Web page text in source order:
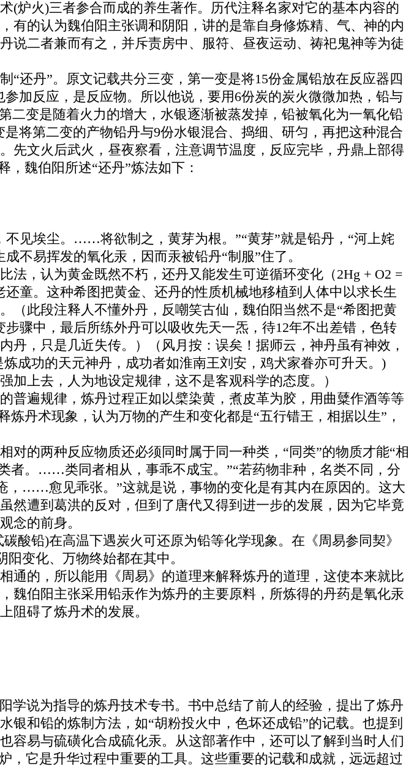
(炉火)三者参合而成的养生著作。历代注释名家对它的基本内容的
有的认为魏伯阳主张调和阴阳，讲的是靠自身修炼精、气、神的内
说二者兼而有之，并斥责房中、服符、昼夜运动、祷祀鬼神等为徒
“还丹”。原文记载共分三变，第一变是将15份金属铅放在反应器四
加反应，是反应物。所以他说，要用6份炭的炭火微微加热，铅与
二变是随着火力的增大，水银逐渐被蒸发掉，铅被氧化为一氧化铅
将第二变的产物铅丹与9份水银混合、捣细、研匀，再把这种混合
先文火后武火，昼夜察看，注意调节温度，反应完毕，丹鼎上部得
，魏伯阳所述“还丹”炼法如下：
见埃尘。……将欲制之，黄芽为根。”“黄芽”就是铅丹，“河上姹
不易挥发的氧化汞，因而汞被铅丹“制服”住了。
，认为黄金既然不朽，还丹又能发生可逆循环变化（2Hg + O2 =
童。这种希图把黄金、还丹的性质机械地移植到人体中以求长生
（此段注释人不懂外丹，反嘲笑古仙，魏伯阳当然不是“希图把黄
骤中，最后所练外丹可以吸收先天一炁，待12年不出差错，色转
，只是几近失传。）（风月按：误矣！据师云，神丹虽有神效，
成功的天元神丹，成功者如淮南王刘安，鸡犬家眷亦可升天。)
加上去，人为地设定规律，这不是客观科学的态度。）
普遍规律，炼丹过程正如以檗染黄，煮皮革为胶，用曲糵作酒等等
丹术现象，认为万物的产生和变化都是“五行错王，相据以生”，
的两种反应物质还必须同时属于同一种类，“同类”的物质才能“相
者。……类同者相从，事乖不成宝。”“若药物非种，名类不同，分
……愈见乖张。”这就是说，事物的变化是有其内在原因的。这大
然遭到葛洪的反对，但到了唐代又得到进一步的发展，因为它毕竟
念的前身。
酸铅)在高温下遇炭火可还原为铅等化学现象。在《周易参同契》
变化、万物终始都在其中。
通的，所以能用《周易》的道理来解释炼丹的道理，这使本来就比
魏伯阳主张采用铅汞作为炼丹的主要原料，所炼得的丹药是氧化汞
阻碍了炼丹术的发展。
学说为指导的炼丹技术专书。书中总结了前人的经验，提出了炼丹
和铅的炼制方法，如“胡粉投火中，色坏还成铅”的记载。也提到
容易与硫磺化合成硫化汞。从这部著作中，还可以了解到当时人们
，它是升华过程中重要的工具。这些重要的记载和成就，远远超过